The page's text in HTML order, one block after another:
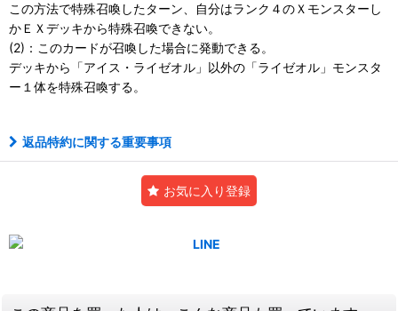
この方法で特殊召喚したターン、自分はランク４のＸモンスターし
かＥＸデッキから特殊召喚できない。
(2)：このカードが召喚した場合に発動できる。
デッキから「アイス・ライゼオル」以外の「ライゼオル」モンスタ
ー１体を特殊召喚する。
返品特約に関する重要事項
お気に入り登録